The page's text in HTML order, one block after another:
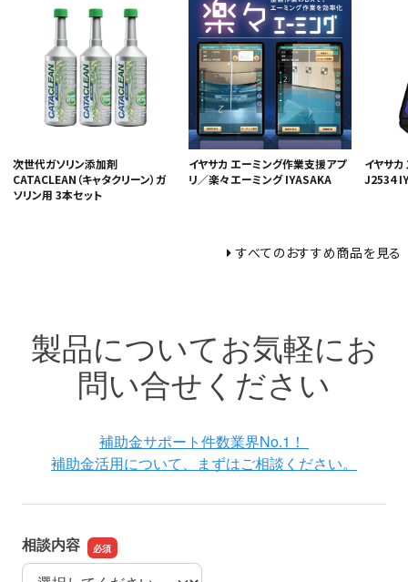
メーカーから選ぶ
ガレージ機器
補助金で購入
次世代ガソリン添加剤
CATACLEAN（キャタクリーン）ガ
ソリン用 3本セット
イヤサカ エーミング作業支援アプ
リ／楽々エーミング IYASAKA
イヤサ
J2534
すべてのおすすめ商品を見る